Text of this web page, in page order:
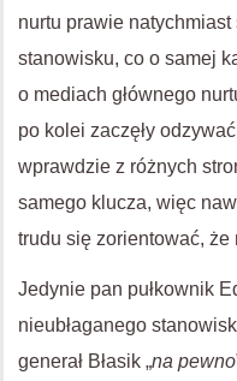
nurtu prawie natychmiast
stanowisku, co o samej
o mediach głównego
po kolei zaczęły
wprawdzie z różnych
samego klucza, więc
trudu się zorientować, że
Jedynie pan pułkownik
nieubłaganego
generał Błasik „na pewno